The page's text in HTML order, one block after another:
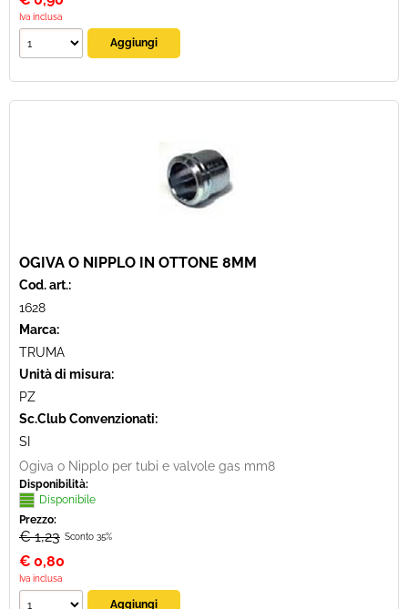
Iva inclusa
OGIVA O NIPPLO IN OTTONE 8MM
Cod. art.:
1628
Marca:
TRUMA
Unità di misura:
PZ
Sc.Club Convenzionati:
SI
Ogiva o Nipplo per tubi e valvole gas mm8
Disponibilità:
Disponibile
Prezzo:
€ 1,23 Sconto 35%
€ 0,80
Iva inclusa